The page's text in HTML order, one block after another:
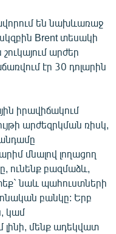
են նախևառաջ
Brent տեսակի
արժեր
էր 30 դոլարին
իրավիճակում
արժեզրկման ռիսկ,
մնալով լողացող
ունենք բազմաձև,
նաև պահուստների
բանկը: Երբ
կամ
մենք ադեկվատ